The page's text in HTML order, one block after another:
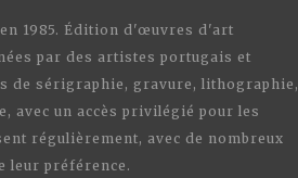
1985. Édition d'œuvres d'art
par des artistes portugais et
de sérigraphie, gravure, lithographie,
avec un accès privilégié pour les
régulièrement, avec de nombreux
leur préférence.